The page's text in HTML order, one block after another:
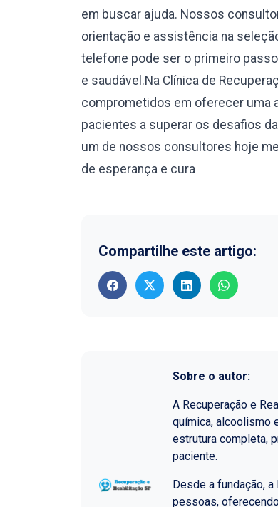
em buscar ajuda. Nossos
orientação e assistência na
telefone pode ser o primeiro
e saudável.Na Clínica de
comprometidos em oferecer uma
pacientes a superar os desafios
um de nossos consultores hoje
de esperança e cura
Compartilhe este artigo:
Sobre o autor:
A Recuperação e
química, alcoolismo
estrutura completa,
paciente.
Desde a fundação,
pessoas,